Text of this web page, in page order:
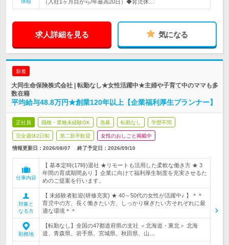
休暇 （入社1ヶ月目から/年最高20日）◆育児休…
求人詳細を見る 気になる
新着
大同生命保険株式会社 | 転勤なし★女性活躍中★主婦や子育て中のママも多
数在籍
平均給与48.8万円★創業120年以上【企業福利厚生プランナー】
正社員 職種・業種未経験OK 急募 転勤なし 学歴不問
完全週休2日制 第二新卒歓迎 女性のおしごと掲載中
情報更新日：2026/08/07 終了予定日： 2026/09/10
仕事内容
【 基本定時(17時)退社 ★リモートも活用した柔軟な働き方 ★ 3
年間の育成期間あり 】企業に向けて福利厚生制度を充実させるた
めのご提案を行います。
対象と
なる方
【 未経験者歓迎(研修充実) ★ 40～50代の女性が活躍中♪ 】＊＊
育児中の方、長く働きたい方、しっかり稼ぎたい方それぞれに最
適な環境＊＊
勤務地
【転勤なし】全国の47都道府県の支社 ＜北海道・東北＞ 北海
道、青森県、岩手県、宮城県、秋田県、山…